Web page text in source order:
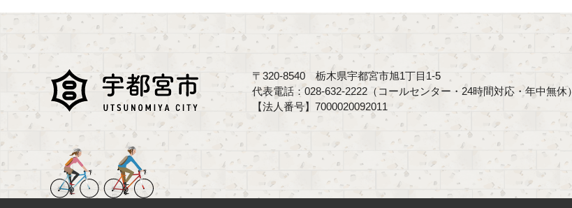
〒320-8540 栃木県宇都宮市旭1丁目1-5
代表電話：028-632-2222（コールセンター・24時間対応・年中無休）
【法人番号】7000020092011